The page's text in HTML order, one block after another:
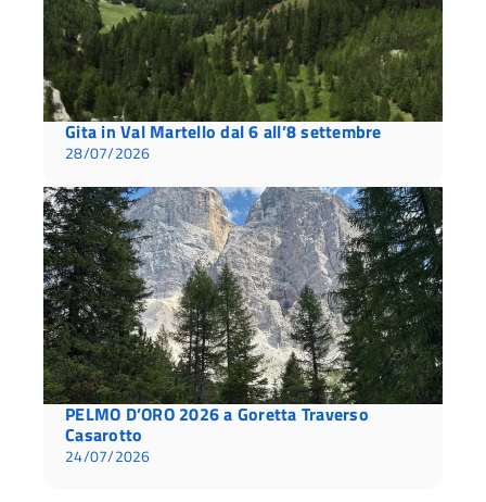
Gita in Val Martello dal 6 all’8 settembre
28/07/2026
PELMO D’ORO 2026 a Goretta Traverso
Casarotto
24/07/2026